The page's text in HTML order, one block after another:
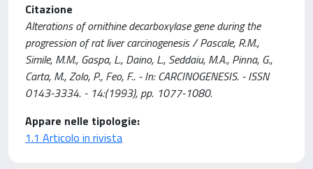
Citazione
Alterations of ornithine decarboxylase gene during the
progression of rat liver carcinogenesis / Pascale, R.M.,
Simile, M.M., Gaspa, L., Daino, L., Seddaiu, M.A., Pinna, G.,
Carta, M., Zolo, P., Feo, F.. - In: CARCINOGENESIS. - ISSN
0143-3334. - 14:(1993), pp. 1077-1080.
Appare nelle tipologie:
1.1 Articolo in rivista